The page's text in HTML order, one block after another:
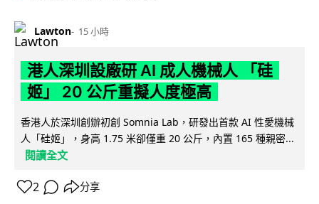
Lawton 15 小時
港人深圳設廠研 AI 成人機械人 「硅
姬」 20 公斤重擬人度極高
香港人於深圳創辦初創 Somnia Lab，研發出首款 AI 性愛機械
人「硅姬」，身高 1.75 米卻僅重 20 公斤，內置 165 種親密...
閱讀全文
2 分享